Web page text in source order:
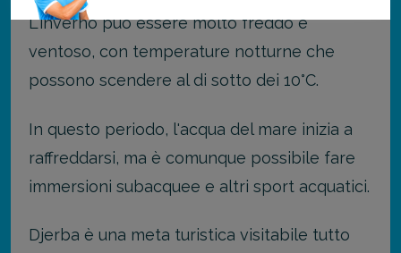
L'inverno può essere molto freddo e
ventoso, con temperature notturne che
possono scendere al di sotto dei 10°C.
In questo periodo, l'acqua del mare inizia a
raffreddarsi, ma è comunque possibile fare
immersioni subacquee e altri sport acquatici.
Djerba è una meta turistica visitabile tutto